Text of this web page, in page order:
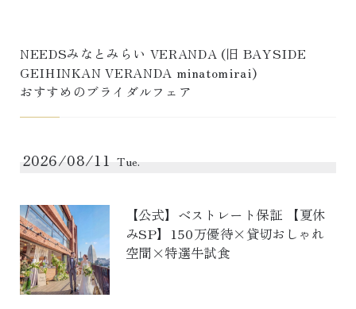
NEEDSみなとみらい VERANDA (旧 BAYSIDE
GEIHINKAN VERANDA minatomirai)
おすすめのブライダルフェア
2026/08/11 Tue.
【公式】ベストレート保証 【夏休
みSP】150万優待×貸切おしゃれ
空間×特選牛試食